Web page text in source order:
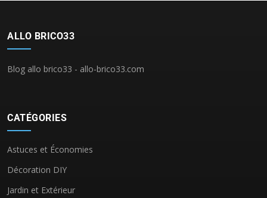
ALLO BRICO33
Blog allo brico33 - allo-brico33.com
CATÉGORIES
Astuces et Économies
Décoration DIY
Jardin et Extérieur